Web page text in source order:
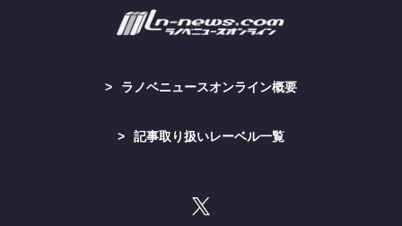
ラノベニュースオンライン概要
記事取り扱いレーベル一覧